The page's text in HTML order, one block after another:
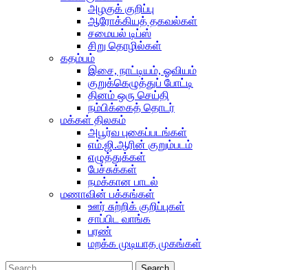
அழகுக் குறிப்பு
ஆரோக்கியத் தகவல்கள்
சமையல் டிப்ஸ்
சிறு தொழில்கள்
கதம்பம்
இசை, நாட்டியம், ஓவியம்
குறுக்கெழுத்துப் போட்டி
தினம் ஒரு செய்தி
நம்பிக்கைத் தொடர்
மக்கள் திலகம்
அபூர்வ புகைப்படங்கள்
எம்.ஜி.ஆரின் குறும்படம்
எழுத்துக்கள்
பேச்சுக்கள்
நமக்கான பாடல்
மணாவின் பக்கங்கள்
ஊர் சுற்றிக் குறிப்புகள்
சாப்பிட வாங்க
பரண்
மறக்க முடியாத முகங்கள்